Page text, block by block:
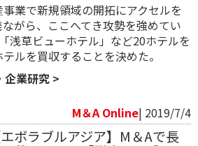
業で新規領域の開拓にアクセルを
がら、ここへてき攻勢を強めてい
浅草ビューホテル」など20ホテルを
ルを買収することを決めた。
企業研究 >
M＆A Online| 2019/7/4
エボラブルアジア】M＆Aで長